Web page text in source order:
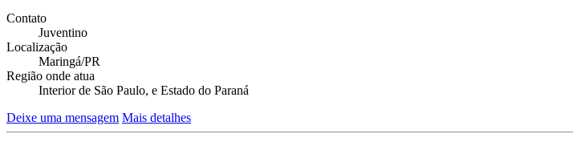
Contato
Juventino
Localização
Maringá/PR
Região onde atua
Interior de São Paulo, e Estado do Paraná
Deixe uma mensagem Mais detalhes